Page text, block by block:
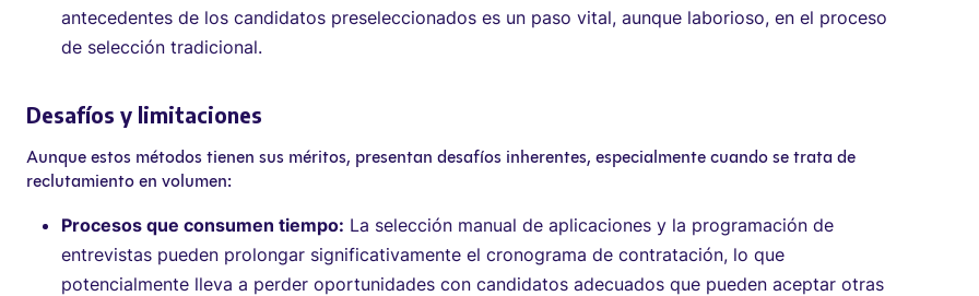
antecedentes de los candidatos preseleccionados es un paso vital, aunque laborioso, en el proceso
de selección tradicional.
Desafíos y limitaciones
Aunque estos métodos tienen sus méritos, presentan desafíos inherentes, especialmente cuando se trata de
reclutamiento en volumen:
Procesos que consumen tiempo: La selección manual de aplicaciones y la programación de
entrevistas pueden prolongar significativamente el cronograma de contratación, lo que
potencialmente lleva a perder oportunidades con candidatos adecuados que pueden aceptar otras